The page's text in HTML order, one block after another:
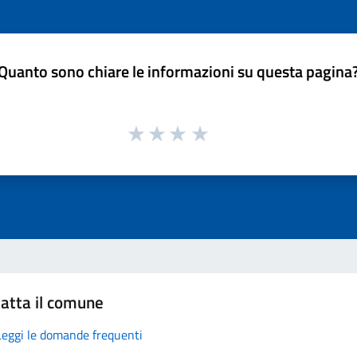
sono chiare le informazioni su questa
il comune
le domande frequenti